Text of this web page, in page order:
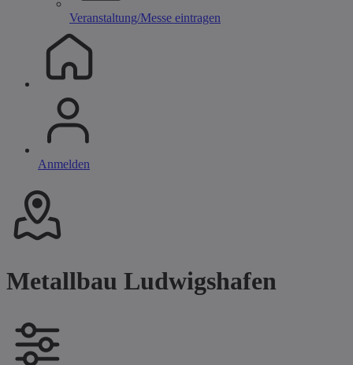
Veranstaltung/Messe eintragen
Anmelden
Metallbau Ludwigshafen